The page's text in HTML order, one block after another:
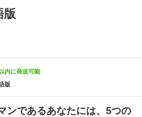
版
内に発送可能
版
ンであるあなたには、5つの